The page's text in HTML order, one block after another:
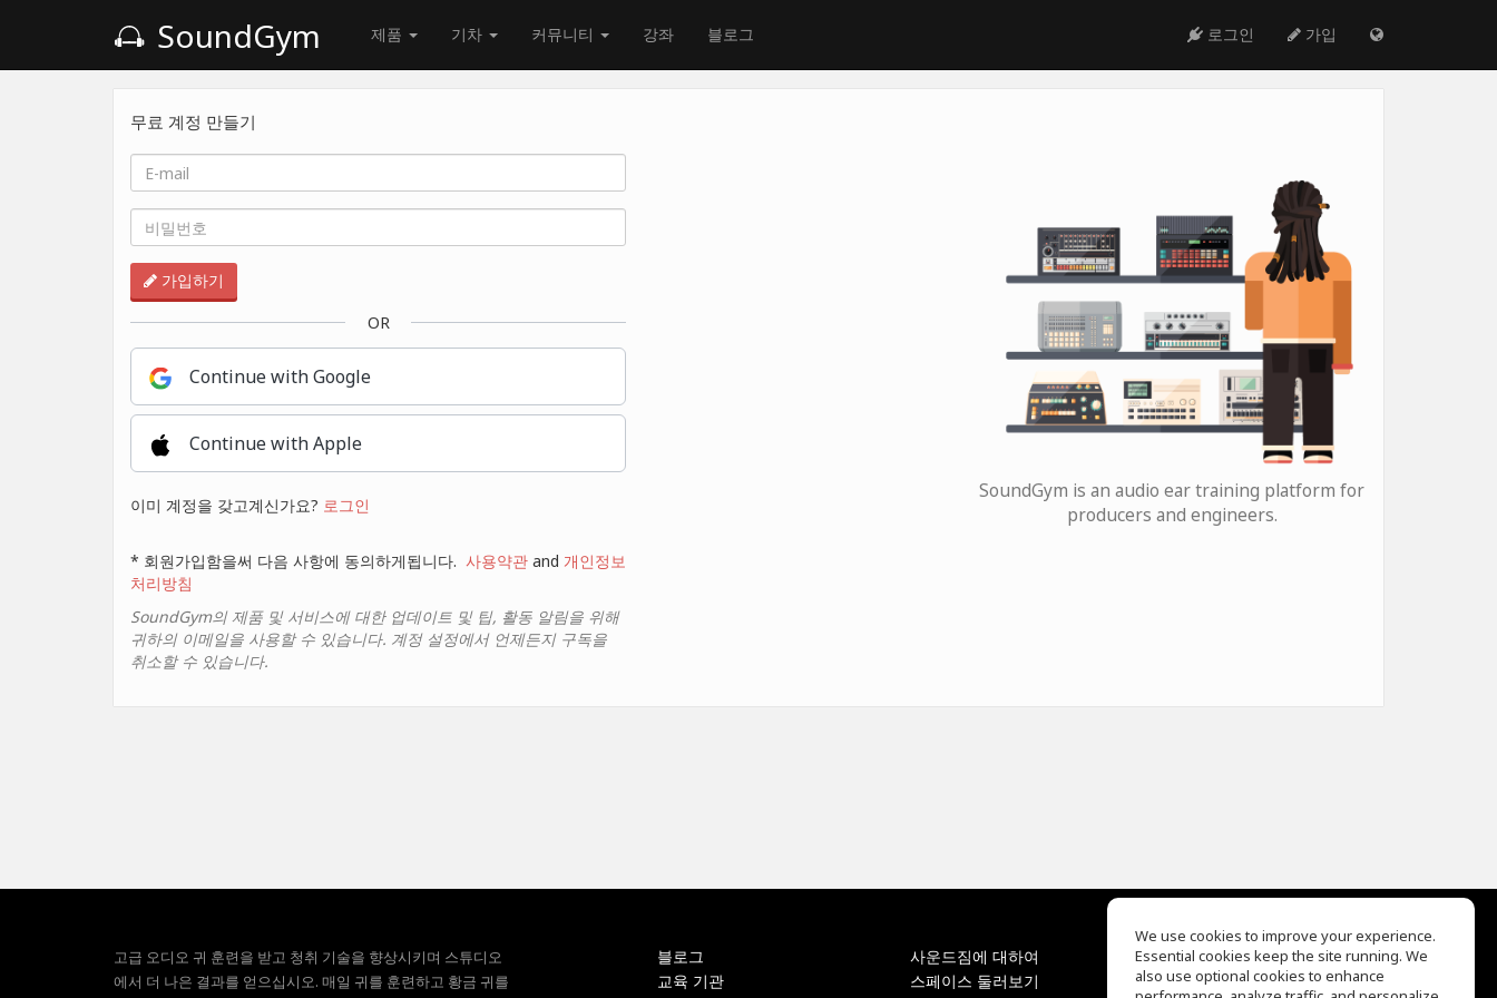
SoundGym 제품 기차 커뮤니티 강좌 블로그 로그인 가입
무료 계정 만들기
가입하기
OR
Continue with Google
Continue with Apple
이미 계정을 갖고계신가요? 로그인
* 회원가입함을써 다음 사항에 동의하게됩니다. 사용약관 and 개인정보
처리방침
SoundGym의 제품 및 서비스에 대한 업데이트 및 팁, 활동 알림을 위해
귀하의 이메일을 사용할 수 있습니다. 계정 설정에서 언제든지 구독을
취소할 수 있습니다.
SoundGym is an audio ear training platform for
producers and engineers.
고급 오디오 귀 훈련을 받고 청취 기술을 향상시키며 스튜디오
에서 더 나은 결과를 얻으십시오. 매일 귀를 훈련하고 황금 귀를
블로그
교육 기관
사운드짐에 대하여
스페이스 둘러보기
EQ Ear Training
Drum Machine
We use cookies to improve your experience.
Essential cookies keep the site running. We
also use optional cookies to enhance